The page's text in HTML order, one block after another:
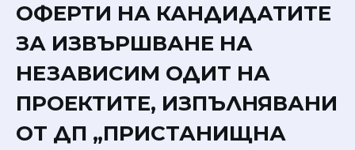
ОФЕРТИ НА КАНДИДАТИТЕ
ЗА ИЗВЪРШВАНЕ НА
НЕЗАВИСИМ ОДИТ НА
ПРОЕКТИТЕ, ИЗПЪЛНЯВАНИ
ОТ ДП „ПРИСТАНИЩНА